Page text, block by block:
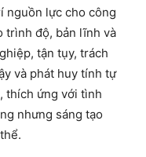
nguồn lực cho công
trình độ, bản lĩnh và
tận tụy, trách
và phát huy tính tự
thích ứng với tình
nhưng sáng tạo